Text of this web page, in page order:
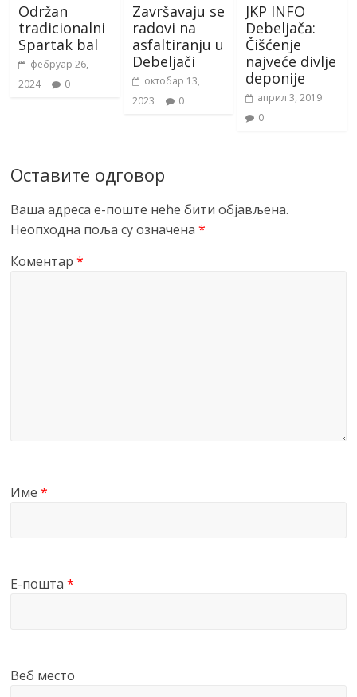
Održan
tradicionalni
Spartak bal
фебруар 26,
2024
0
Završavaju se
radovi na
asfaltiranju u
Debeljači
октобар 13,
2023
0
JKP INFO
Debeljača:
Čišćenje
najveće divlje
deponije
април 3, 2019
0
Оставите одговор
Ваша адреса е-поште неће бити објављена.
Неопходна поља су означена*
Коментар*
Име*
Е-пошта*
Веб место